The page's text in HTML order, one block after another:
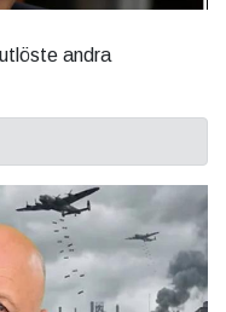
andra